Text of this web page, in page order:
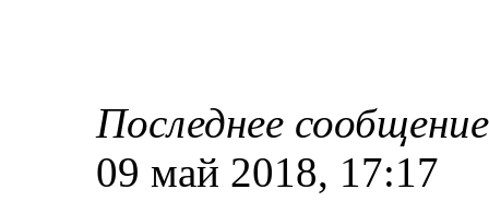
Последнее
09 май 2018, 17:17